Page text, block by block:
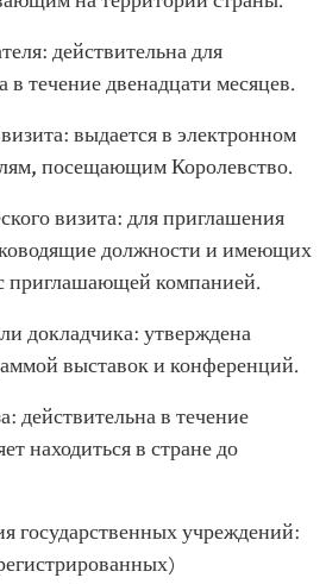
действительна для
в течение двенадцати месяцев.
выдается в электронном
посещающим Королевство.
визита: для приглашения
должности и имеющих
приглашающей компанией.
докладчика: утверждена
выставок и конференций.
действительна в течение
находиться в стране до
государственных учреждений: